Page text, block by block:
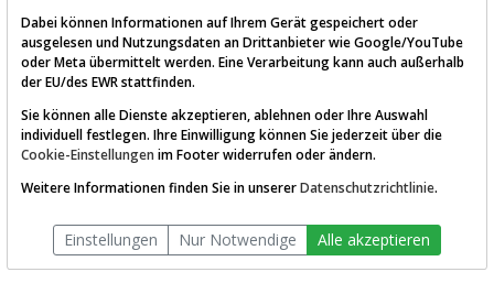
AKTIEN-TERMINAL
Die Aktienanalyse-Plattform von
TraderFox
Dabei können Informationen auf Ihrem Gerät gespeichert oder
ausgelesen und Nutzungsdaten an Drittanbieter wie Google/YouTube
oder Meta übermittelt werden. Eine Verarbeitung kann auch außerhalb
der EU/des EWR stattfinden.
Sie können alle Dienste akzeptieren, ablehnen oder Ihre Auswahl
individuell festlegen. Ihre Einwilligung können Sie jederzeit über die
Cookie-Einstellungen im Footer widerrufen oder ändern.
Weitere Informationen finden Sie in unsererDatenschutzrichtlinie.
Einstellungen Nur Notwendige Alle akzeptieren